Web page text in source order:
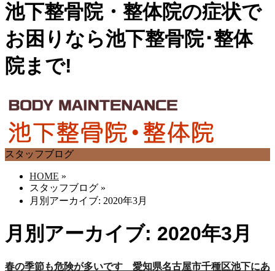
池下整骨院・整体院の症状で
お困りなら池下整骨院･整体
院まで!
スタッフブログ
HOME »
スタッフブログ »
月別アーカイブ: 2020年3月
月別アーカイブ: 2020年3月
春の季節も危険が多いです 愛知県名古屋市千種区池下にあ